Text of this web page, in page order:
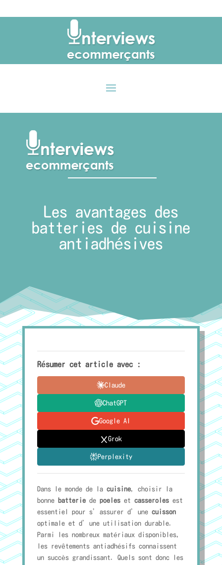
Les avantages des
batteries de cuisine
antiadhésives
Résumer cet article avec :
Claude
ChatGPT
Google AI
Grok
Perplexity
Dans le monde de la cuisine, choisir la
bonne
batteriede poeleset casserolesest
essentiel pour s’assurer d’une cuisson
optimale et d’une utilisation durable.
Parmi les nombreux matériaux disponibles,
les revêtements antiadhésifs connaissent
un succès grandissant. Quels sont donc les